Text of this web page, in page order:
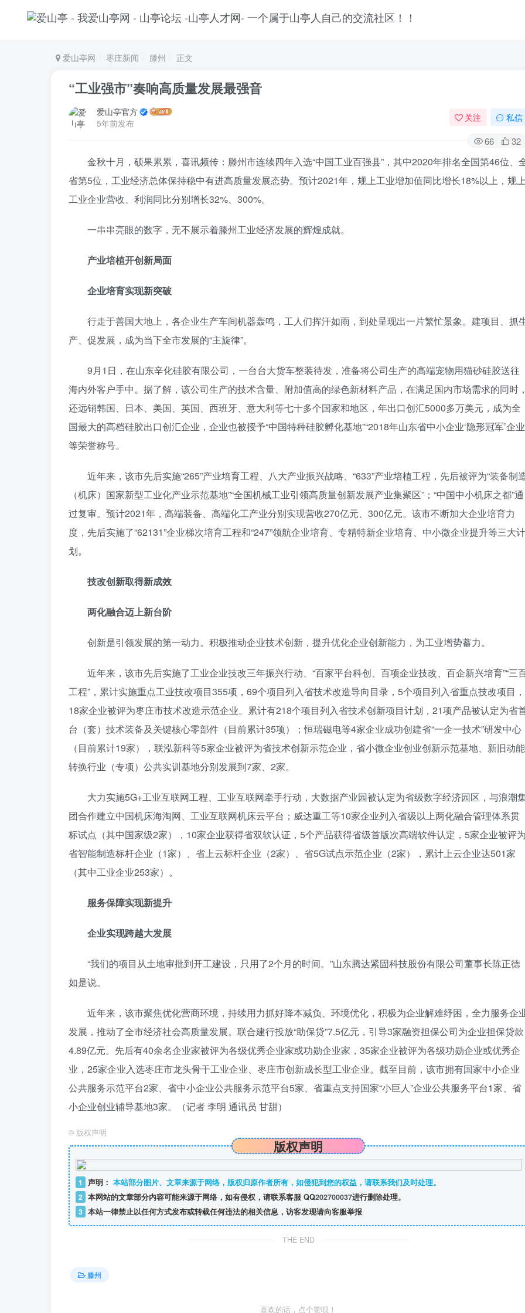
爱山亭网 枣庄新闻 滕州 正文
“工业强市”奏响高质量发展最强音
爱山亭官方
5年前发布
关注 私信
66 32
金秋十月，硕果累累，喜讯频传：滕州市连续四年入选“中国工业百强县”，其中2020年排名全国第46位、
省第5位，工业经济总体保持稳中有进高质量发展态势。预计2021年，规上工业增加值同比增长18%以上，规上
工业企业营收、利润同比分别增长32%、300%。
一串串亮眼的数字，无不展示着滕州工业经济发展的辉煌成就。
产业培植开创新局面
企业培育实现新突破
行走于善国大地上，各企业生产车间机器轰鸣，工人们挥汗如雨，到处呈现出一片繁忙景象。建项目、抓
产、促发展，成为当下全市发展的“主旋律”。
9月1日，在山东辛化硅胶有限公司，一台台大货车整装待发，准备将公司生产的高端宠物用猫砂硅胶送往
海内外客户手中。据了解，该公司生产的技术含量、附加值高的绿色新材料产品，在满足国内市场需求的同时，
还远销韩国、日本、美国、英国、西班牙、意大利等七十多个国家和地区，年出口创汇5000多万美元，成为全
国最大的高档硅胶出口创汇企业，企业也被授予“中国特种硅胶孵化基地”“2018年山东省中小企业‘隐形冠军’企
等荣誉称号。
近年来，该市先后实施“265”产业培育工程、八大产业振兴战略、“633”产业培植工程，先后被评为“装备制
（机床）国家新型工业化产业示范基地”“全国机械工业引领高质量创新发展产业集聚区”；“中国中小机床之都”通
过复审。预计2021年，高端装备、高端化工产业分别实现营收270亿元、300亿元。该市不断加大企业培育力
度，先后实施了“62131”企业梯次培育工程和“247”领航企业培育、专精特新企业培育、中小微企业提升等三大计
划。
技改创新取得新成效
两化融合迈上新台阶
创新是引领发展的第一动力。积极推动企业技术创新，提升优化企业创新能力，为工业增势蓄力。
近年来，该市先后实施了工业企业技改三年振兴行动、“百家平台科创、百项企业技改、百企新兴培育”“三
工程”，累计实施重点工业技改项目355项，69个项目列入省技术改造导向目录，5个项目列入省重点技改项目，
18家企业被评为枣庄市技术改造示范企业。累计有218个项目列入省技术创新项目计划，21项产品被认定为省
台（套）技术装备及关键核心零部件（目前累计35项）；恒瑞磁电等4家企业成功创建省“一企一技术”研发中心
（目前累计19家），联泓新科等5家企业被评为省技术创新示范企业，省小微企业创业创新示范基地、新旧动能
转换行业（专项）公共实训基地分别发展到7家、2家。
大力实施5G+工业互联网工程、工业互联网牵手行动，大数据产业园被认定为省级数字经济园区，与浪潮
团合作建立中国机床海淘网、工业互联网机床云平台；威达重工等10家企业列入省级以上两化融合管理体系贯
标试点（其中国家级2家），10家企业获得省双软认证，5个产品获得省级首版次高端软件认定，5家企业被评为
省智能制造标杆企业（1家）、省上云标杆企业（2家）、省5G试点示范企业（2家），累计上云企业达501家
（其中工业企业253家）。
服务保障实现新提升
企业实现跨越大发展
“我们的项目从土地审批到开工建设，只用了2个月的时间。”山东腾达紧固科技股份有限公司董事长陈正德
如是说。
近年来，该市聚焦优化营商环境，持续用力抓好降本减负、环境优化，积极为企业解难纾困，全力服务企
发展，推动了全市经济社会高质量发展。联合建行投放“助保贷”7.5亿元，引导3家融资担保公司为企业担保贷款
4.89亿元。先后有40余名企业家被评为各级优秀企业家或功勋企业家，35家企业被评为各级功勋企业或优秀企
业，25家企业入选枣庄市龙头骨干工业企业、枣庄市创新成长型工业企业。截至目前，该市拥有国家中小企业
公共服务示范平台2家、省中小企业公共服务示范平台5家、省重点支持国家“小巨人”企业公共服务平台1家、省
小企业创业辅导基地3家。（记者 李明 通讯员 甘甜）
© 版权声明
版权声明
1 声明： 本站部分图片、文章来源于网络，版权归原作者所有，如侵犯到您的权益，请联系我们及时处理。
2 本网站的文章部分内容可能来源于网络，如有侵权，请联系客服 QQ202700037进行删除处理。
3 本站一律禁止以任何方式发布或转载任何违法的相关信息，访客发现请向客服举报
THE END
滕州
喜欢的话，点个赞呗！
社交账号登录
QQ登录
使用社交账号登录即表示